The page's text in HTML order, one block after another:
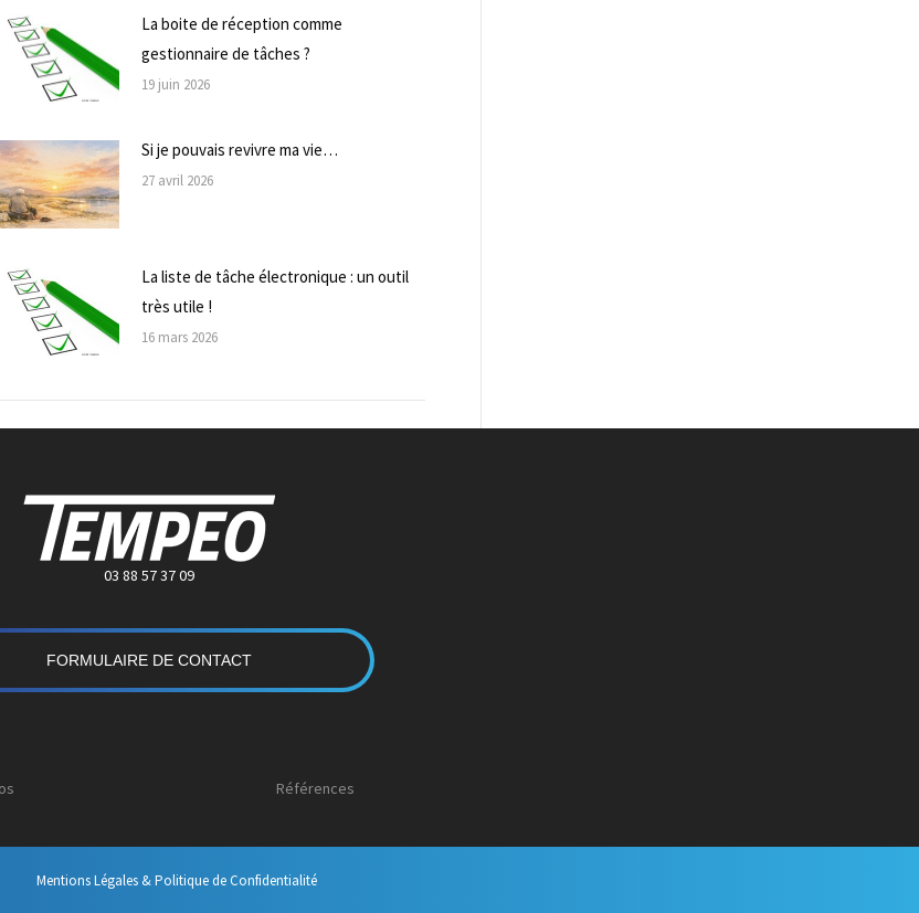
La boite de réception comme
gestionnaire de tâches ?
19 juin 2026
Si je pouvais revivre ma vie…
27 avril 2026
La liste de tâche électronique : un outil
très utile !
16 mars 2026
03 88 57 37 09
FORMULAIRE DE CONTACT
Références
Mentions Légales & Politique de Confidentialité